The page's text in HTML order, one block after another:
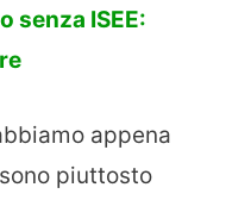
senza ISEE:
appena
piuttosto